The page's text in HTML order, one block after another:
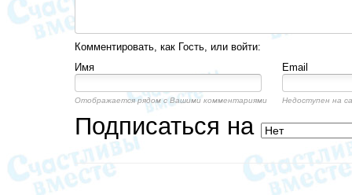
Комментировать, как Гость, или войти:
Имя
Email
Отображается рядом с Вашими комментариями Недоступен на
Подписаться на